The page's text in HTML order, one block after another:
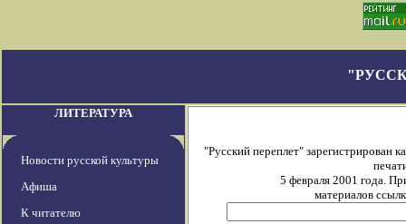
ЛИТЕРАТУРА
Новости русской культуры
Афиша
К читателю
"Русский переплет" зарегистрирован
5 февраля 2001 года.
материалов